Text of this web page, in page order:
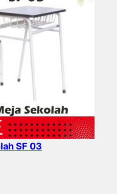
SF 03